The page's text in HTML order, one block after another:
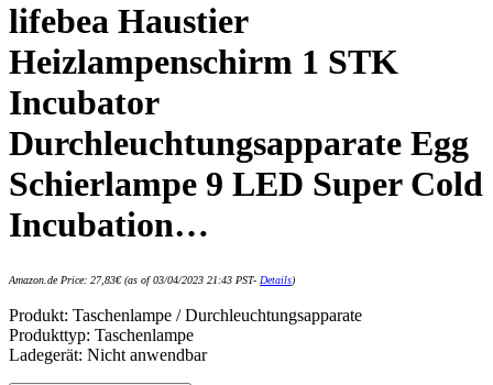
lifebea Haustier
Heizlampenschirm 1 STK
Incubator
Durchleuchtungsapparate Egg
Schierlampe 9 LED Super Cold
Incubation…
Amazon.de Price: 27,83€(as of 03/04/2023 21:43 PST- Details)
Produkt: Taschenlampe / Durchleuchtungsapparate
Produkttyp: Taschenlampe
Ladegerät: Nicht anwendbar